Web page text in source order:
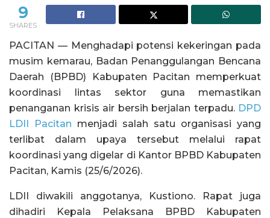
9
SHARES
PACITAN — Menghadapi potensi kekeringan pada
musim kemarau, Badan Penanggulangan Bencana
Daerah (BPBD) Kabupaten Pacitan memperkuat
koordinasi lintas sektor guna memastikan
penanganan krisis air bersih berjalan terpadu. DPD
LDII Pacitan menjadi salah satu organisasi yang
terlibat dalam upaya tersebut melalui rapat
koordinasi yang digelar di Kantor BPBD Kabupaten
Pacitan, Kamis (25/6/2026).
LDII diwakili anggotanya, Kustiono. Rapat juga
dihadiri Kepala Pelaksana BPBD Kabupaten